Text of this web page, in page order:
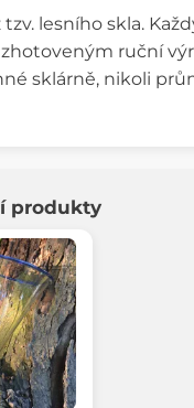
lesního skla.
ruční
sklárně, nikoli
produkty